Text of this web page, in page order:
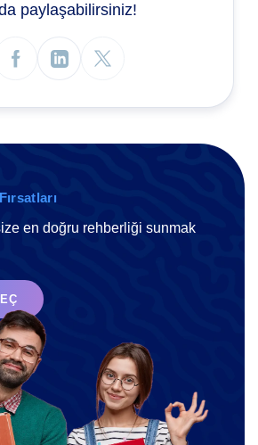
paylaşabilirsiniz!
en doğru rehberliği sunmak